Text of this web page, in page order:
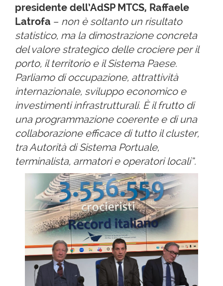
presidente dell’AdSP MTCS, Raffaele
Latrofa – non è soltanto un risultato
statistico, ma la dimostrazione concreta
del valore strategico delle crociere per il
porto, il territorio e il Sistema Paese.
Parliamo di occupazione, attrattività
internazionale, sviluppo economico e
investimenti infrastrutturali. È il frutto di
una programmazione coerente e di una
collaborazione efficace di tutto il cluster,
tra Autorità di Sistema Portuale,
terminalista, armatori e operatori locali”.